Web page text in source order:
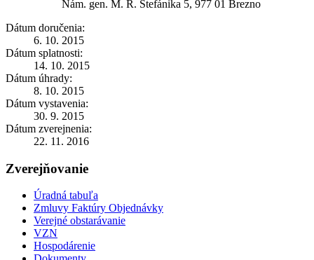
Nám. gen. M. R. Štefánika 5, 977 01 Brezno
Dátum doručenia:
6. 10. 2015
Dátum splatnosti:
14. 10. 2015
Dátum úhrady:
8. 10. 2015
Dátum vystavenia:
30. 9. 2015
Dátum zverejnenia:
22. 11. 2016
Zverejňovanie
Úradná tabuľa
Zmluvy Faktúry Objednávky
Verejné obstarávanie
VZN
Hospodárenie